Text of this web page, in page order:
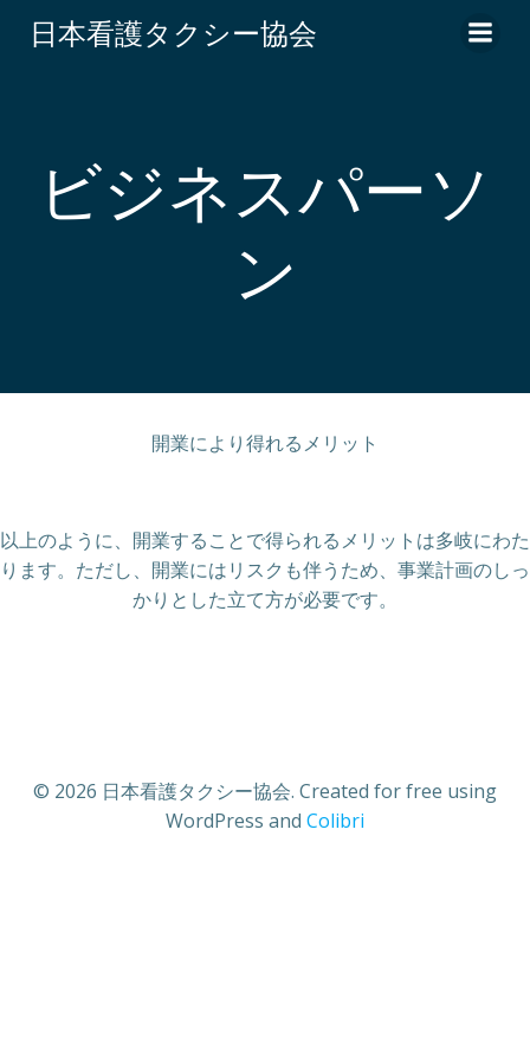
ン
ス
キ
プ
日本看護タクシー協会
ビジネスパーソ
ン
開業により得れるメリット
以上のように、開業することで得られるメリットは多岐にわた
ります。ただし、開業にはリスクも伴うため、事業計画のしっ
かりとした立て方が必要です。
© 2026 日本看護タクシー協会. Created for free using
WordPress and Colibri